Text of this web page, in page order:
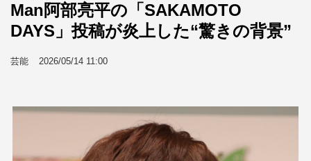
Man阿部亮平の「SAKAMOTO
DAYS」投稿が炎上した“驚きの背景”
芸能 2026/05/14 11:00